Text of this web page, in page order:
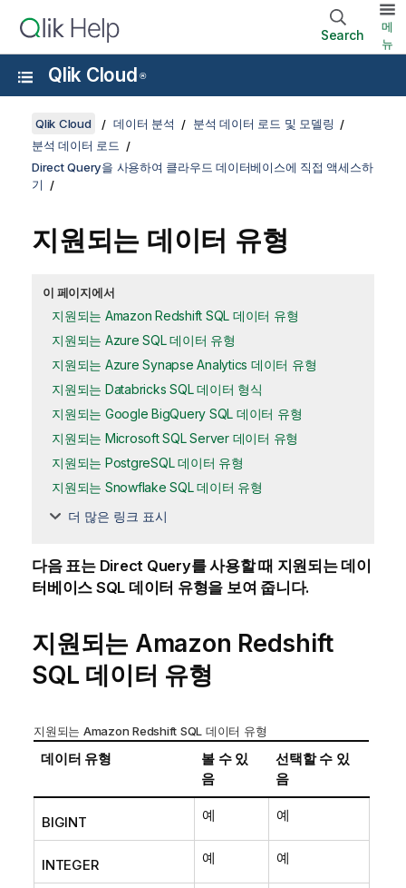
Search
메
뉴
Qlik Cloud ®
Qlik Cloud 데이터 분석
분석 데이터 로드 및 모델링
분석 데이터 로드
Direct Query을 사용하여 클라우드 데이터베이스에 직접 액세스하
기
지원되는 데이터 유형
이 페이지에서
지원되는 Amazon Redshift SQL 데이터 유형
지원되는 Azure SQL 데이터 유형
지원되는 Azure Synapse Analytics 데이터 유형
지원되는 Databricks SQL 데이터 형식
지원되는 Google BigQuery SQL 데이터 유형
지원되는 Microsoft SQL Server 데이터 유형
지원되는 PostgreSQL 데이터 유형
지원되는 Snowflake SQL 데이터 유형
더 많은 링크 표시
다음 표는 Direct Query를 사용할 때 지원되는 데이
터베이스 SQL 데이터 유형을 보여 줍니다.
지원되는 Amazon Redshift
SQL 데이터 유형
지원되는 Amazon Redshift SQL 데이터 유형
데이터 유형
볼 수 있
음
선택할 수 있
음
BIGINT 예 예
INTEGER 예 예